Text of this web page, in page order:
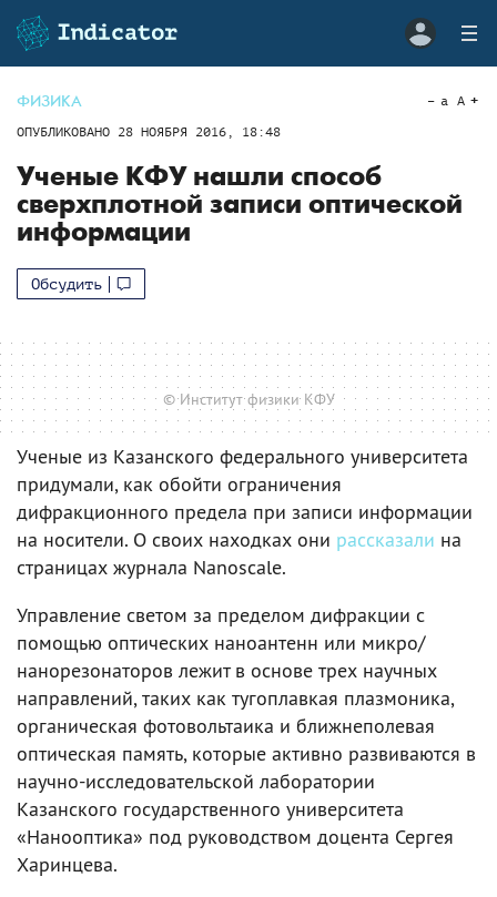
ФИЗИКА
ОПУБЛИКОВАНО 28 НОЯБРЯ 2016, 18:48
a A
Ученые КФУ нашли способ
сверхплотной записи оптической
информации
Обсудить
© Институт физики КФУ
Ученые из Казанского федерального университета
придумали, как обойти ограничения
дифракционного предела при записи информации
на носители. О своих находках они рассказали на
страницах журнала Nanoscale.
Управление светом за пределом дифракции с
помощью оптических наноантенн или микро/
нанорезонаторов лежит в основе трех научных
направлений, таких как тугоплавкая плазмоника,
органическая фотовольтаика и ближнеполевая
оптическая память, которые активно развиваются в
научно-исследовательской лаборатории
Казанского государственного университета
«Нанооптика» под руководством доцента Сергея
Харинцева.